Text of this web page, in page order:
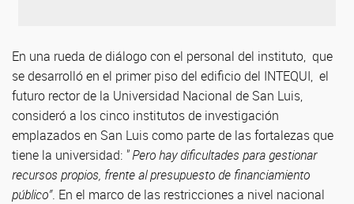
En una rueda de diálogo con el personal del instituto, que
se desarrolló en el primer piso del edificio del INTEQUI, el
futuro rector de la Universidad Nacional de San Luis,
consideró a los cinco institutos de investigación
emplazados en San Luis como parte de las fortalezas que
tiene la universidad: " Pero hay dificultades para gestionar
recursos propios, frente al presupuesto de financiamiento
público”. En el marco de las restricciones a nivel nacional